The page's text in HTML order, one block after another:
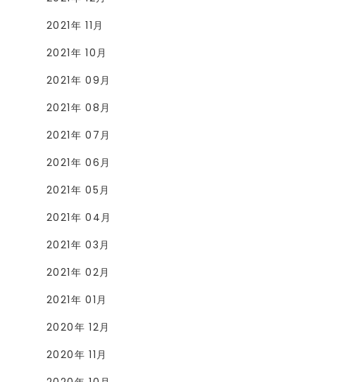
2021年 11月
2021年 10月
2021年 09月
2021年 08月
2021年 07月
2021年 06月
2021年 05月
2021年 04月
2021年 03月
2021年 02月
2021年 01月
2020年 12月
2020年 11月